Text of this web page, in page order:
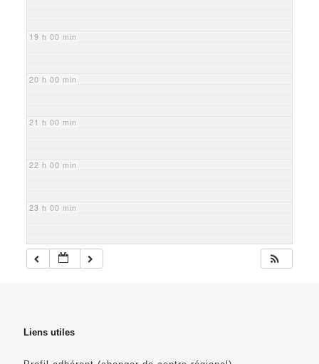
19 h 00 min
20 h 00 min
21 h 00 min
22 h 00 min
23 h 00 min
Liens utiles